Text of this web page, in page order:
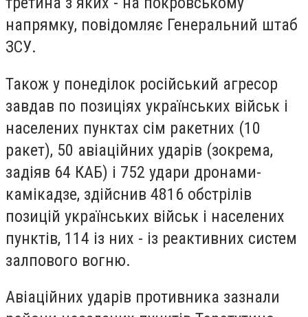
напрямку, повідомляє Генеральний штаб
ЗСУ.
Також у понеділок російський агресор
завдав по позиціях українських військ і
населених пунктах сім ракетних (10
ракет), 50 авіаційних ударів (зокрема,
задіяв 64 КАБ) і 752 удари дронами-
камікадзе, здійснив 4816 обстрілів
позицій українських військ і населених
пунктів, 114 із них - із реактивних систем
залпового вогню.
Авіаційних ударів противника зазнали